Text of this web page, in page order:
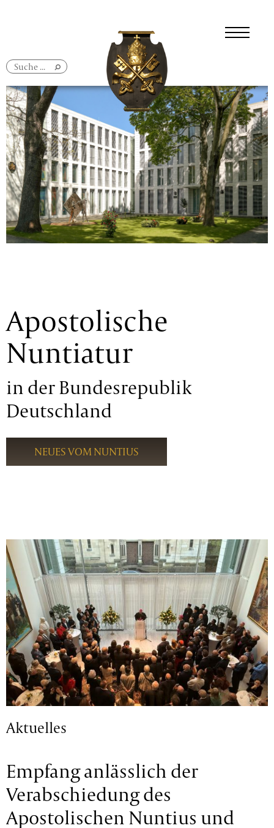
Apostolische
Nuntiatur
in der Bundesrepublik
Deutschland
NEUES VOM NUNTIUS
Aktuelles
Empfang anlässlich der
Verabschiedung des
Apostolischen Nuntius und